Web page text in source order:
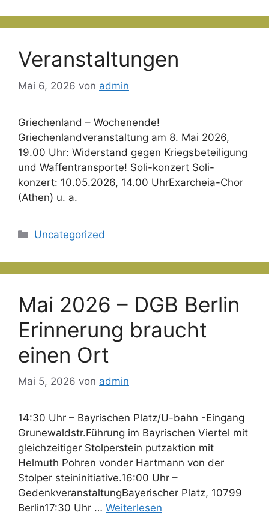
Veranstaltungen
Mai 6, 2026 von admin
Griechenland – Wochenende!
Griechenlandveranstaltung am 8. Mai 2026,
19.00 Uhr: Widerstand gegen Kriegsbeteiligung
und Waffentransporte! Soli-konzert Soli-
konzert: 10.05.2026, 14.00 UhrExarcheia-Chor
(Athen) u. a.
Kategorien
Uncategorized
Mai 2026 – DGB Berlin
Erinnerung braucht
einen Ort
Mai 5, 2026 von admin
14:30 Uhr – Bayrischen Platz/U-bahn -Eingang
Grunewaldstr.Führung im Bayrischen Viertel mit
gleichzeitiger Stolperstein­ putzaktion mit
Helmuth Pohren vonder Hartmann von der
Stolper­ steininitiative.16:00 Uhr –
GedenkveranstaltungBayerischer Platz, 10799
Berlin17:30 Uhr … Weiterlesen